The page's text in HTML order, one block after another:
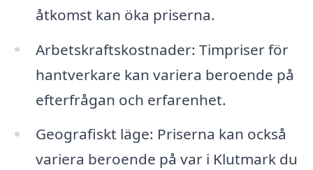
åtkomst kan öka priserna.
Arbetskraftskostnader: Timpriser för
hantverkare kan variera beroende på
efterfrågan och erfarenhet.
Geografiskt läge: Priserna kan också
variera beroende på var i Klutmark du